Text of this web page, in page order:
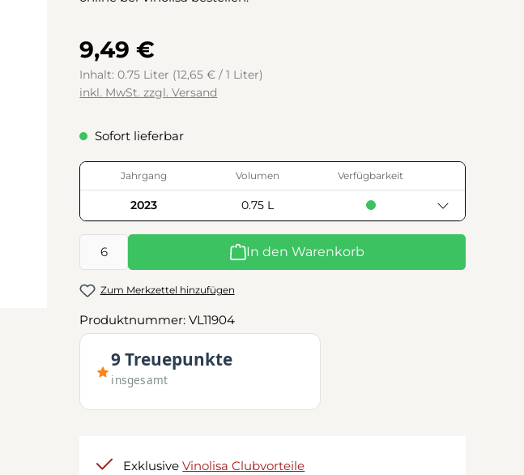
9,49 €
Inhalt:0.75 Liter (12,65 € / 1 Liter)
inkl. MwSt. zzgl. Versand
Sofort lieferbar
Jahrgang Volumen Verfügbarkeit
2023 0.75 L
Produkt Anzahl: Gib den gewünschten Wert ein oder benutze die
In den Warenkorb
Zum Merkzettel hinzufügen
Produktnummer:VL11904
9 Treuepunkte
insgesamt
ExklusiveVinolisa Clubvorteile